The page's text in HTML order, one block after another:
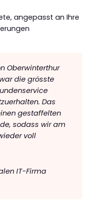
angepasst an Ihre
Oberwinterthur
die grösste
Das
gestaffelten
sodass wir am
voll
IT-Firma